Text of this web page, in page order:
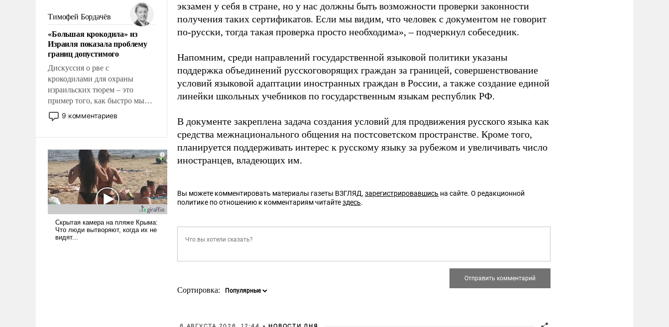
налогоплательщиков и где
Еревану за свои поступки не
нужно отвечать.
Тимофей Бордачёв
«Большая крокодила» из
Израиля показала проблему
границ допустимого
Дискуссия о рве с
крокодилами для охраны
израильских тюрем – это
пример того, как быстро мы
двигаемся по пути
революционных изменений.
псевдонаучной фантастики,
стало всерьез обсуждаемой
идеей.
9 комментариев
экзамен у себя в стране, но у нас должны быть возможности проверки законности
получения таких сертификатов. Если мы видим, что человек с документом не говорит
по-русски, тогда такая проверка просто необходима», – подчеркнул собеседник.
Напомним, среди направлений государственной языковой политики указаны
поддержка объединений русскоговорящих граждан за границей, совершенствование
условий языковой адаптации иностранных граждан в России, а также создание единой
линейки школьных учебников по государственным языкам республик РФ.
В документе закреплена задача создания условий для продвижения русского языка как
средства межнационального общения на постсоветском пространстве. Кроме того,
планируется поддерживать интерес к русскому языку за рубежом и увеличивать число
иностранцев, владеющих им.
Вы можете комментировать материалы газеты ВЗГЛЯД,зарегистрировавшись на сайте. О редакционной
политике по отношению к комментариям читайтездесь.
Сортировка: